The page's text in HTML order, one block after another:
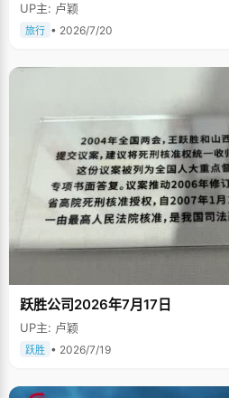
UP主: 卢颖
旅行 • 2026/7/20
跃胜公司2026年7月17日
UP主: 卢颖
跃胜 • 2026/7/19